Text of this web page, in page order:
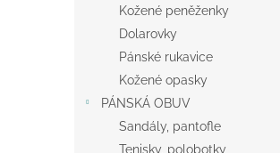
Kožené peněženky
Dolarovky
Pánské rukavice
Kožené opasky
PÁNSKÁ OBUV
Sandály, pantofle
Tenisky, polobotky